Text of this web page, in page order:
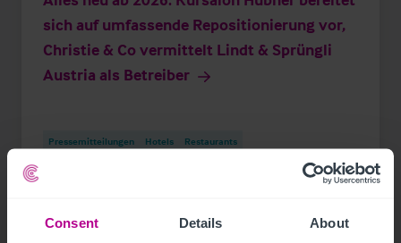
Consent Details About
sich auf umfassende Repositionierung vor,
Christie & Co vermittelt Lindt & Sprüngli
Austria als Betreiber
Pressemitteilungen Hotels
Restaurants